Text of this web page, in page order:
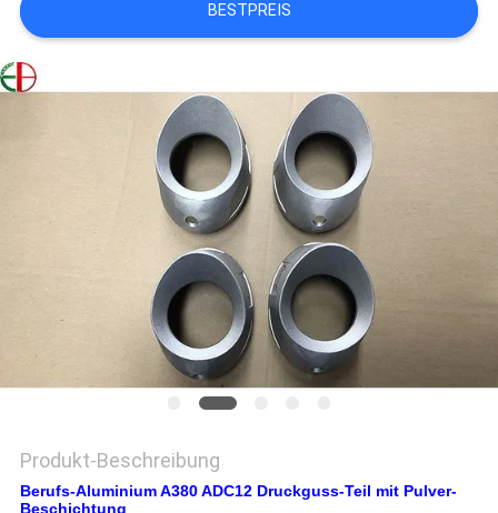
FORDERN
SIE
SITEMAP
DATENSCHUTZRICHTLINIE
BESTPREIS
Produkt-Beschreibung
Berufs-Aluminium A380 ADC12 Druckguss-Teil mit Pulver-
Beschichtung